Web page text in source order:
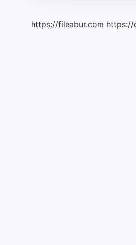
https://fileabur.com https://